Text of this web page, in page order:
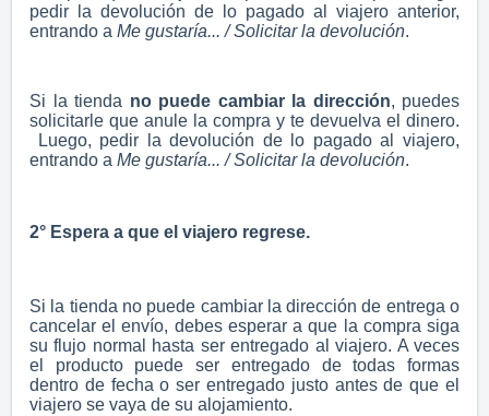
pedir la devolución de lo pagado al viajero anterior,
entrando a Me gustaría... / Solicitar la devolución.
Si la tienda no puede cambiar la dirección, puedes
solicitarle que anule la compra y te devuelva el dinero.
Luego, pedir la devolución de lo pagado al viajero,
entrando a Me gustaría... / Solicitar la devolución.
2° Espera a que el viajero regrese.
Si la tienda no puede cambiar la dirección de entrega o
cancelar el envío, debes esperar a que la compra siga
su flujo normal hasta ser entregado al viajero. A veces
el producto puede ser entregado de todas formas
dentro de fecha o ser entregado justo antes de que el
viajero se vaya de su alojamiento.